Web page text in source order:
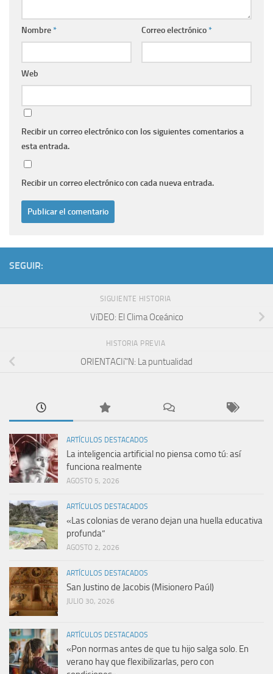
Nombre* Correo electrónico*
Web
Recibir un correo electrónico con los siguientes comentarios a
esta entrada.
Recibir un correo electrónico con cada nueva entrada.
SEGUIR:
SIGUIENTE HISTORIA
VíDEO: El Clima Oceánico
HISTORIA PREVIA
ORIENTACIí“N: La puntualidad
ARTÍCULOS DESTACADOS
La inteligencia artificial no piensa como tú: así
funciona realmente
AGOSTO 5, 2026
ARTÍCULOS DESTACADOS
«Las colonias de verano dejan una huella educativa
profunda”
AGOSTO 2, 2026
ARTÍCULOS DESTACADOS
San Justino de Jacobis (Misionero Paúl)
JULIO 30, 2026
ARTÍCULOS DESTACADOS
«Pon normas antes de que tu hijo salga solo. En
verano hay que flexibilizarlas, pero con